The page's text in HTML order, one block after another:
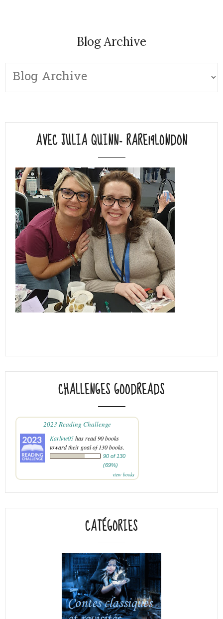
Blog Archive
AVEC JULIA QUINN- RARE19LONDON
CHALLENGES GOODREADS
2023 Reading Challenge
Karline05has read 90 books
toward their goal of 130 books.
90 of 130
(69%)
view books
CATÉGORIES